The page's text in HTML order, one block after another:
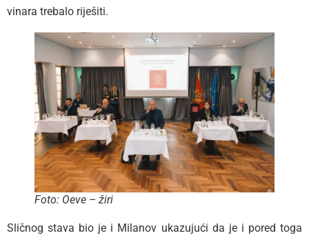
vinara trebalo riješiti.
Foto: Oeve – žiri
Sličnog stava bio je i Milanov ukazujući da je i pored toga